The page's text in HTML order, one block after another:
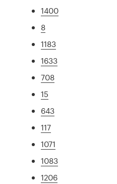
1400
8
1183
1633
708
15
643
117
1071
1083
1206